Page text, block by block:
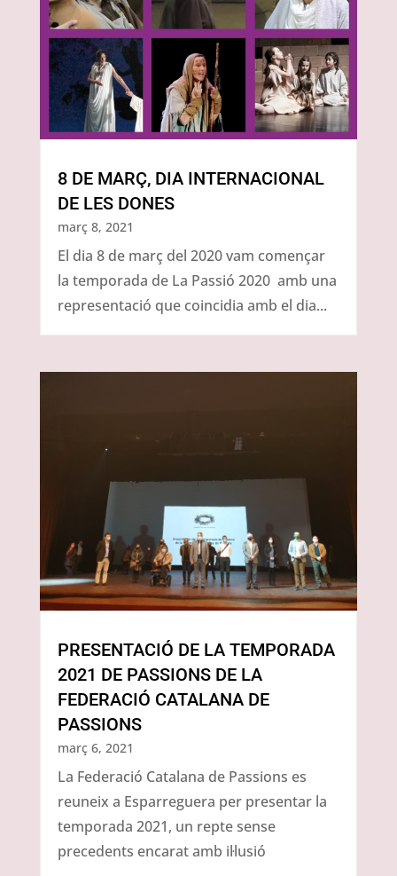
8 DE MARÇ, DIA INTERNACIONAL
DE LES DONES
març 8, 2021
El dia 8 de març del 2020 vam començar
la temporada de La Passió 2020 amb una
representació que coincidia amb el dia...
PRESENTACIÓ DE LA TEMPORADA
2021 DE PASSIONS DE LA
FEDERACIÓ CATALANA DE
PASSIONS
març 6, 2021
La Federació Catalana de Passions es
reuneix a Esparreguera per presentar la
temporada 2021, un repte sense
precedents encarat amb il·lusió